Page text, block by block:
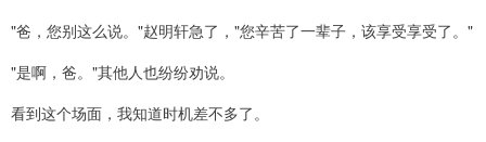
"爸，您别这么说。"赵明轩急了，"您辛苦了一辈子，该享受享受了。"
"是啊，爸。"其他人也纷纷劝说。
看到这个场面，我知道时机差不多了。